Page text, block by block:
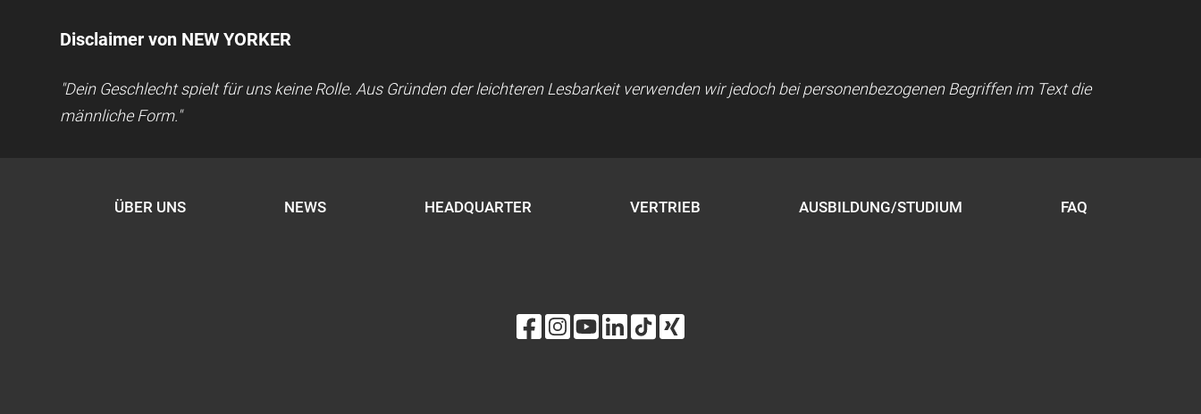
Disclaimer von NEW YORKER
"Dein Geschlecht spielt für uns keine Rolle. Aus Gründen der leichteren Lesbarkeit verwenden wir jedoch bei personenbezogenen Begriffen im Text die
männliche Form."
ÜBER UNS NEWS HEADQUARTER VERTRIEB AUSBILDUNG/STUDIUM FAQ